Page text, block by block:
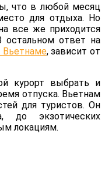
что в любой месяц
для отдыха. Но
все же приходится
остальном ответ на
Вьетнаме, зависит от
курорт выбрать и
отпуска. Вьетнам
для туристов. Он
до экзотических
локациям.